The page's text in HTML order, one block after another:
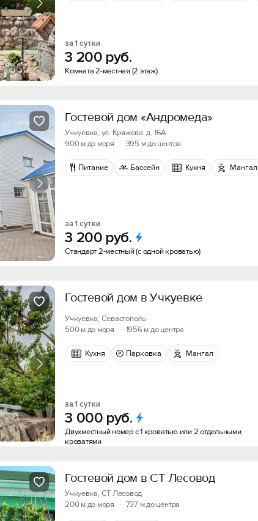
за 1 сутки
3 200 руб.
Комната 2-местная (2 этаж)
Гостевой дом «Андромеда»
Учкуевка, ул. Кряжева, д. 16А
900 м до моря
· 395 м до центра
Питание Бассейн Кухня Мангал
за 1 сутки
3 200 руб.
Стандарт 2-местный (с одной кроватью)
Гостевой дом в Учкуевке
Учкуевка, Севастополь
500 м до моря
· 1956 м до центра
Кухня Парковка Мангал
за 1 сутки
3 000 руб.
Двухместный номер с 1 кроватью или 2 отдельными
кроватями
Гостевой дом в СТ Лесовод
Учкуевка, СТ Лесовод
200 м до моря
· 737 м до центра